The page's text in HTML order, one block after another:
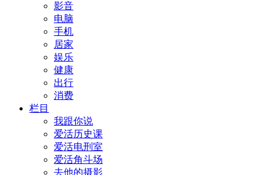
影音
电脑
手机
居家
娱乐
健康
出行
消费
栏目
我跟你说
爱活历史课
爱活电刑室
爱活角斗场
去他的摄影